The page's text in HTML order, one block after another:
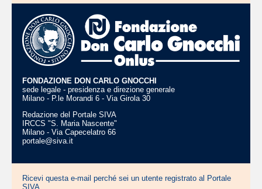
FONDAZIONE DON CARLO GNOCCHI
sede legale - presidenza e direzione generale
Milano - P.le Morandi 6 - Via Girola 30
Redazione del Portale SIVA
IRCCS "S. Maria Nascente"
Milano - Via Capecelatro 66
portale@siva.it
Ricevi questa e-mail perché sei un utente registrato al Portale
SIVA.